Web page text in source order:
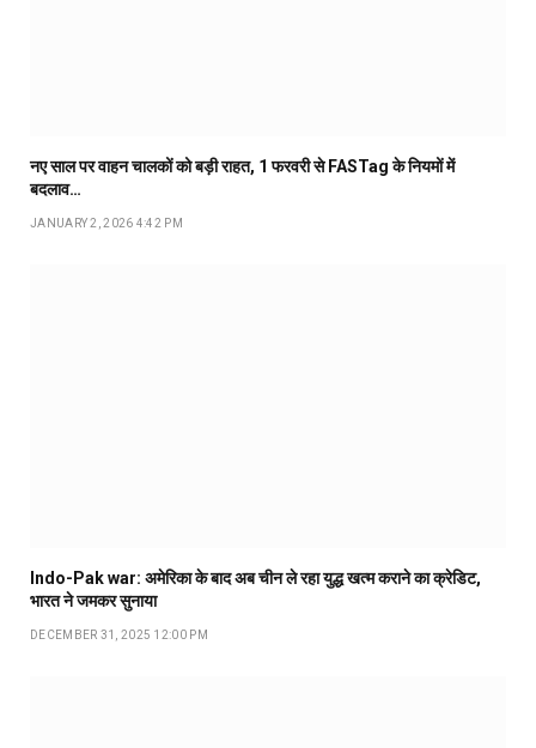
नए साल पर वाहन चालकों को बड़ी राहत, 1 फरवरी से FASTag के नियमों में
बदलाव…
JANUARY 2, 2026 4:42 PM
Indo-Pak war: अमेरिका के बाद अब चीन ले रहा युद्ध खत्म कराने का क्रेडिट,
भारत ने जमकर सुनाया
DECEMBER 31, 2025 12:00 PM